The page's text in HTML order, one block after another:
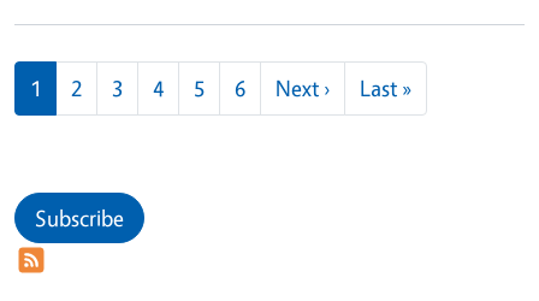
Pagination
1 2 3 4 5 6 Next ›Next page
Last »Last page
Subscribe